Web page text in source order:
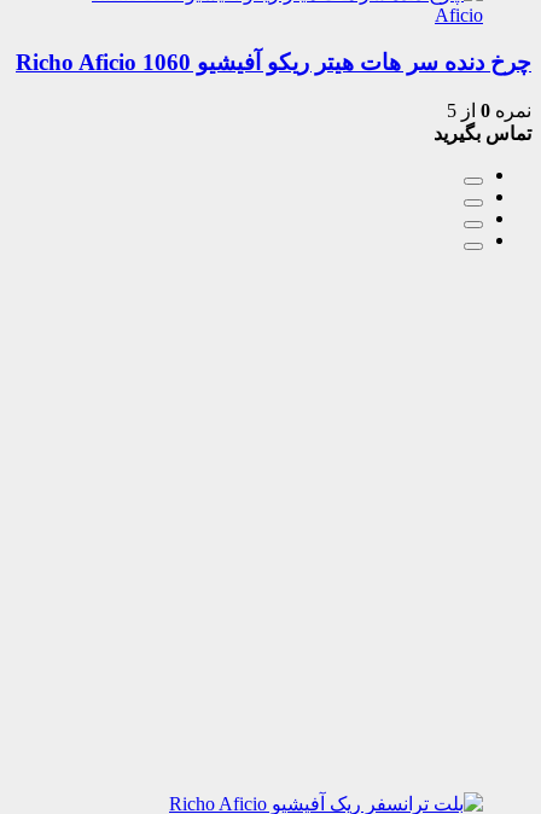
چرخ دنده سر هات هیتر ریکو آفیشیو 1060 Richo Aficio
نمره 0 از 5
تماس بگیرید